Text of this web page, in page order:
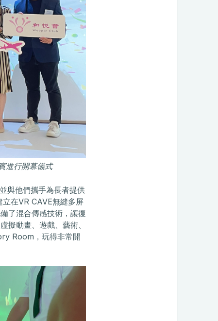
進行開幕儀式
與他們攜手為長者提供
在VR CAVE無縫多屏
了混合傳感技術，讓復
擬動畫、遊戲、藝術、
Room，玩得非常開